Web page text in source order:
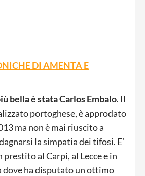
DI AMENTA E
bella è stata Carlos Embalo. Il
portoghese, è approdato
ma non è mai riuscito a
la simpatia dei tifosi. E’
al Carpi, al Lecce e in
dove ha disputato un ottimo